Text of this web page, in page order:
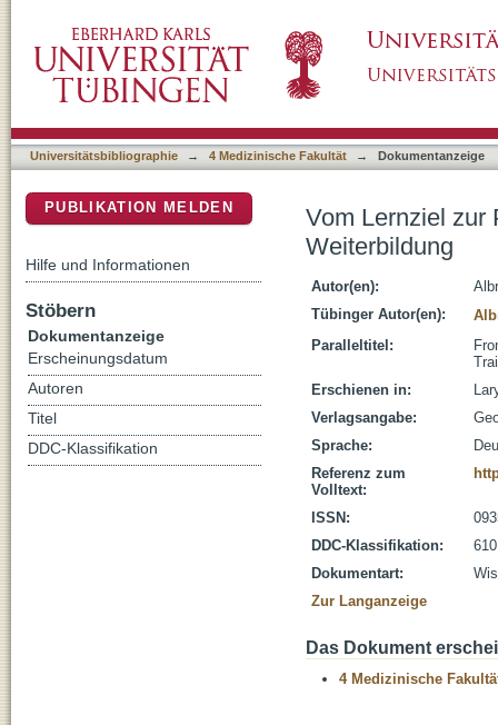
Universitätsbibliographie → 4 Medizinische Fakultät → Dokumentanzeige
Vom Lernziel zur
Weiterbildung
Autor(en):
Tübinger Autor(en):
Paralleltitel:
Erschienen in:
Verlagsangabe:
Sprache:
Referenz zum
Volltext:
ISSN:
DDC-Klassifikation:
Dokumentart:
Zur Langanzeige
Das Dokument
4 Medizinische
PUBLIKATION MELDEN
Hilfe und Informationen
Stöbern
Dokumentanzeige
Erscheinungsdatum
Autoren
Titel
DDC-Klassifikation